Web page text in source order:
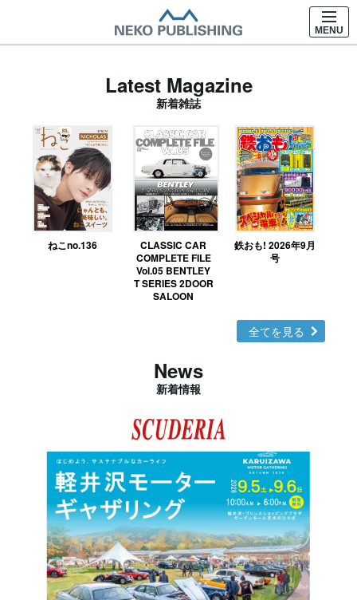
MENU
Latest Magazine
新着雑誌
ねこno.136
CLASSIC CAR
COMPLETE FILE
Vol.05 BENTLEY
T SERIES 2DOOR
SALOON
鉄おも! 2026年9月
号
全てを見る
News
新着情報